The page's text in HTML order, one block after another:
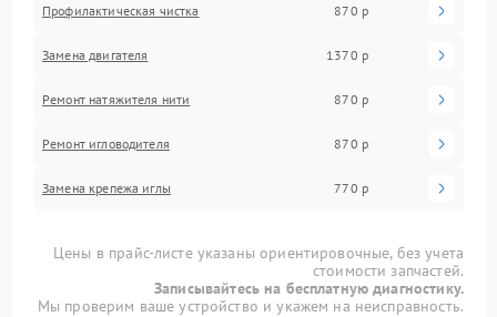
Профилактическая чистка 870 р
Замена двигателя 1370 р
Ремонт натяжителя нити 870 р
Ремонт игловодителя 870 р
Замена крепежа иглы 770 р
Цены в прайс-листе указаны ориентировочные, без учета
стоимости запчастей.
Записывайтесь на бесплатную диагностику.
Мы проверим ваше устройство и укажем на неисправность.